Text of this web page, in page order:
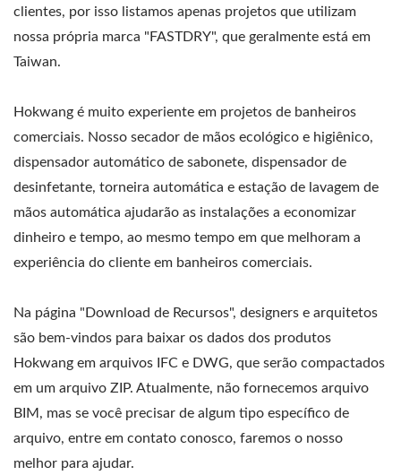
clientes, por isso listamos apenas projetos que utilizam
nossa própria marca "FASTDRY", que geralmente está em
Taiwan.
Hokwang é muito experiente em projetos de banheiros
comerciais. Nosso secador de mãos ecológico e higiênico,
dispensador automático de sabonete, dispensador de
desinfetante, torneira automática e estação de lavagem de
mãos automática ajudarão as instalações a economizar
dinheiro e tempo, ao mesmo tempo em que melhoram a
experiência do cliente em banheiros comerciais.
Na página "Download de Recursos", designers e arquitetos
são bem-vindos para baixar os dados dos produtos
Hokwang em arquivos IFC e DWG, que serão compactados
em um arquivo ZIP. Atualmente, não fornecemos arquivo
BIM, mas se você precisar de algum tipo específico de
arquivo, entre em contato conosco, faremos o nosso
melhor para ajudar.